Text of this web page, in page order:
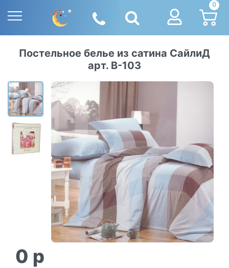
0
Постельное белье из сатина СайлиД
арт. В-103
0 p